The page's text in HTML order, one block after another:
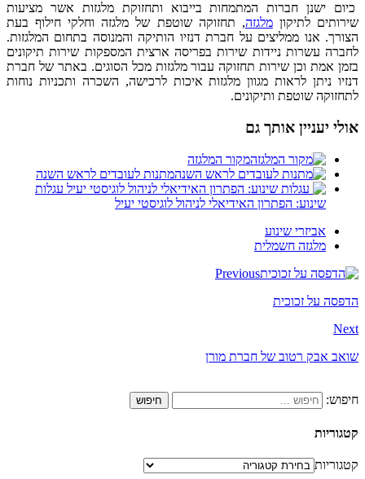
כיום ישנן חברות המתמחות בייבוא ותחזוקת מלגזות אשר מציעות
שירותים לתיקוןמלגזה, תחזוקה שוטפת של מלגזה וחלקי חילוף בעת
הצורך. אנו ממליצים על חברת דנזיו הותיקה והמנוסה בתחום המלגזות.
לחברה עשרות ניידות שירות בפריסה ארצית המספקות שירות תיקונים
בזמן אמת וכן שירות תחזוקה עבור מלגזות מכל הסוגים. באתר של חברת
דנזיו ניתן לראות מגוון מלגזות איכות לרכישה, השכרה ותכניות נוחות
לתחזוקה שוטפת ותיקונים.
אולי יעניין אותך גם
מקור המלגזה
מתנות לעובדים לראש השנה
עגלות
שינוע: הפתרון האידיאלי לניהול לוגיסטי יעיל
אביזרי שינוע
מלגזה חשמלית
Previous
הדפסה על זכוכית
Next
שואב אבק רטוב של חברת מורן
חיפוש:
קטגוריות
קטגוריות